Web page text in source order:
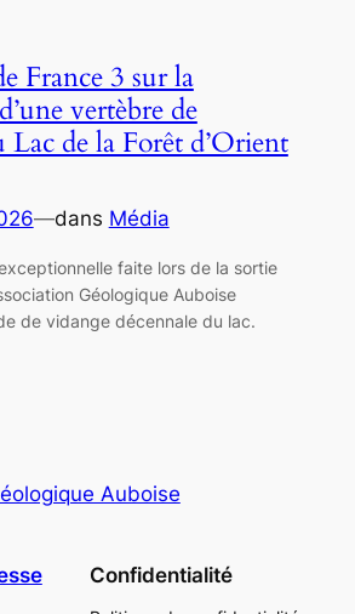
France 3 sur la
vertèbre de
Lac de la Forêt d’Orient
—dans Média
faite lors de la sortie
Géologique Auboise
de vidange décennale du lac.
Auboise
Confidentialité